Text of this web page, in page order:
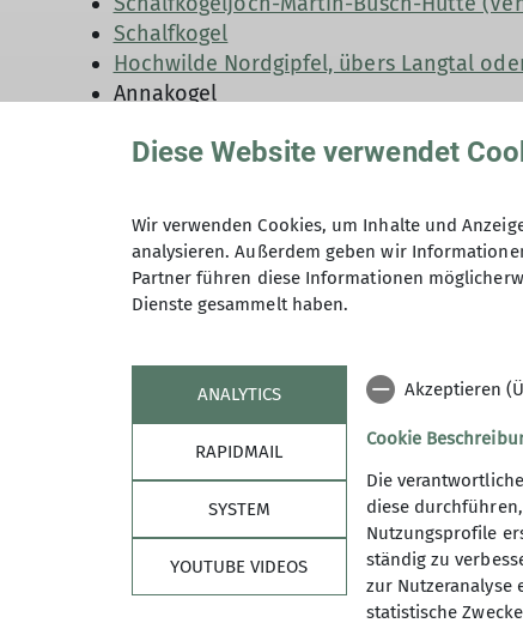
Schalfkogel
Hochwilde Nordgipfel, übers Langtal
Annakogel
Karlesspitze
Venter Runde
(Überschreitung
Vorderer, Mittlerer und Hinterer
Langtalerjoch-Spitze (3.157 m)
Über Uns
Karlsruhe Alpin
Hütten
Diese Website verwendet
Wir verwenden Cookies, um Inhalte und
analysieren. Außerdem geben wir
Partner führen diese Informationen
Dienste gesammelt haben.
ANALYTICS
RAPIDMAIL
SYSTEM
YOUTUBE VIDEOS
Akzeptieren
Cookie
Die
diese
Nutzungsprofile
ständig zu
zur Nutzeranalyse
statistische